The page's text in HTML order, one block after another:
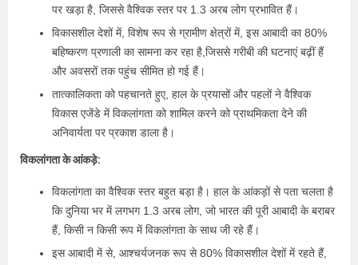
पर खड़ा है, जिससे वैश्विक स्तर पर 1.3 अरब लोग प्रभावित हैं।
विकासशील देशों में, विशेष रूप से ग्रामीण क्षेत्रों में, इस आबादी का 80%
बहिष्करण प्रणाली का सामना कर रहा है,जिससे गरीबी की घटनाएं बढ़ीं हैं
और अवसरों तक पहुंच सीमित हो गई हैं।
तात्कालिकता को पहचानते हुए, हाल के प्रयासों और पहलों ने वैश्विक
विकास एजेंडे में विकलांगता को शामिल करने को प्राथमिकता देने की
अनिवार्यता पर प्रकाश डाला है।
विकलांगता के आंकड़े:
विकलांगता का वैश्विक स्तर बहुत बड़ा है। हाल के आंकड़ों से पता चलता है
कि दुनिया भर में लगभग 1.3 अरब लोग, जो भारत की पूरी आबादी के बराबर
हैं, किसी न किसी रूप में विकलांगता के साथ जी रहे हैं।
इस आबादी में से, आश्चर्यजनक रूप से 80% विकासशील देशों में रहते हैं,